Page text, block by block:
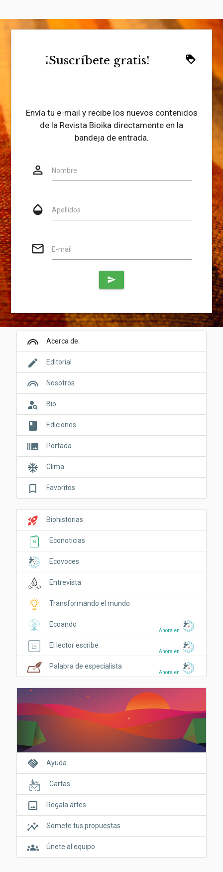
loyalty
¡Suscríbete gratis!
Envía tu e-mail y recibe los nuevos contenidos
de la Revista Bioika directamente en la
bandeja de entrada.
person_outline Nombre
opacity Apellidos
mail_outline E-mail
Website
send
looks Acerca de:
edit Editorial
looks Nosotros
person_search Bio
book Ediciones
burst_mode Portada
ac_unit Clima
bookmark_border Favoritos
rocket_launch Biohistórias
Econoticias
Ecovoces
Entrevista
Transformando el mundo
Ahora en
Ecoando
Ahora en
El lector escribe
Ahora en
Palabra de especialista
handshake Ayuda
Cartas
crop_original Regala artes
insights Somete tus propuestas
groups Únete al equipo